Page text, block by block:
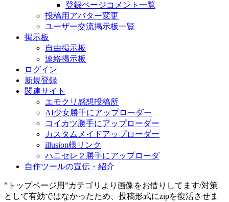
登録ページコメント一覧
投稿用アバター変更
ユーザー交流掲示板一覧
掲示板
自由掲示板
連絡掲示板
ログイン
新規登録
関連サイト
エモクリ感想投稿所
AI少女勝手にアップローダー
コイカツ勝手にアップローダー
カスタムメイドアップローダー
illusion様リンク
ハニセレ２勝手にアップローダ
自作ツールの宣伝・紹介
”トップページ用”カテゴリより画像をお借りしてます/対策
として有効ではなかったため、投稿形式にzipを復活させま